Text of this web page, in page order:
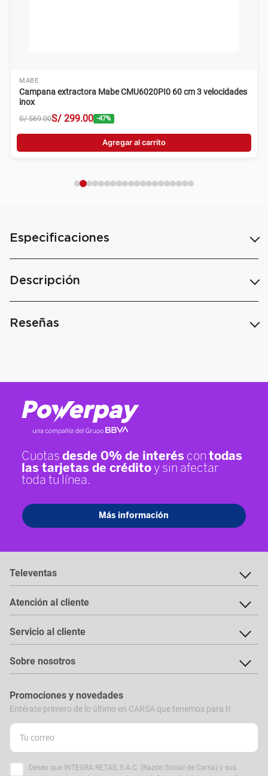
MABE
Campana extractora Mabe CMU6020PI0 60 cm 3 velocidades
inox
S/ 569.00S/ 299.00 -47%
Agregar al carrito
Especificaciones
Descripción
Reseñas
Televentas
Atención al cliente
Servicio al cliente
Sobre nosotros
Promociones y novedades
Entérate primero de lo último en CARSA que tenemos para ti
Deseo que INTEGRA RETAIL S.A.C. (Razón Social de Carsa) y sus